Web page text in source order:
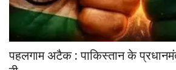
पहलगाम अटैक : पाकिस्तान के